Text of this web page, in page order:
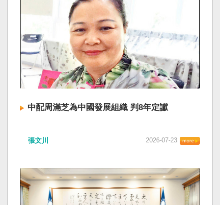
中配周滿芝為中國發展組織 判8年定讞
張文川 2026-07-23